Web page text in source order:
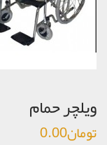
ویلچر حمام
تومان0.00